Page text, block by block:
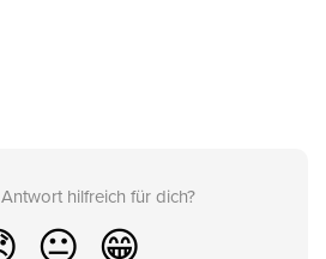
hilfreich für dich?
😐 😁